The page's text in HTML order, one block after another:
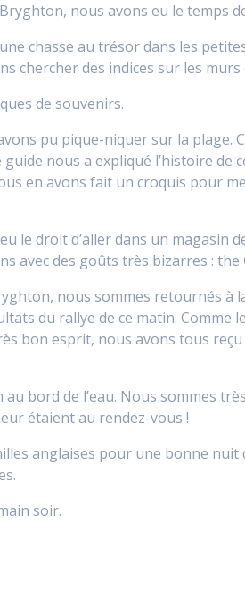
nous avons eu le temps
chasse au trésor dans les
chercher des indices sur les murs
de souvenirs.
pu pique-niquer sur la plage.
nous a expliqué l’histoire de
en avons fait un croquis pour
le droit d’aller dans un magasin
avec des goûts très bizarres : the
nous sommes retournés à
du rallye de ce matin. Comme
bon esprit, nous avons tous reçu
bord de l’eau. Nous sommes
étaient au rendez-vous !
anglaises pour une bonne nuit
soir.